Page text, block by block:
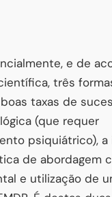
e de
três
taxas de
(que requer
psiquiátrico),
de abordagem
e utilização de